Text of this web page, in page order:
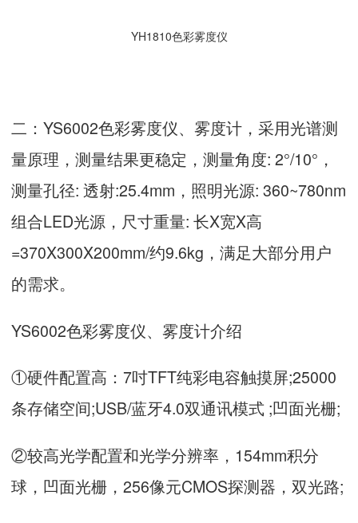
YH1810色彩雾度仪
二： YS6002色彩雾度仪、雾度计，采用光谱测
量原理，测量结果更稳定，测量角度: 2°/10°，
测量孔径: 透射:25.4mm，照明光源: 360~780nm
组合LED光源，尺寸重量: 长X宽X高
=370X300X200mm/约9.6kg，满足大部分用户
的需求。
YS6002色彩雾度仪、雾度计介绍
①硬件配置高：7吋TFT纯彩电容触摸屏;25000
条存储空间;USB/蓝牙4.0双通讯模式 ;凹面光栅;
②较高光学配置和光学分辨率，154mm积分
球，凹面光栅，256像元CMOS探测器，双光路;